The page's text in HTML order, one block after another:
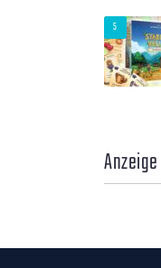
Anzeige